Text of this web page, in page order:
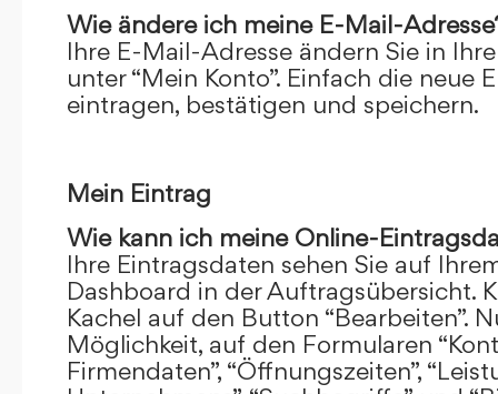
Wie ändere ich meine E-Mail-
Ihre E-Mail-Adresse ändern Sie in
unter “Mein Konto”. Einfach die neue
eintragen, bestätigen und speichern.
Mein Eintrag
Wie kann ich meine Online-
Ihre Eintragsdaten sehen Sie auf
Dashboard in der Auftragsübersicht.
Kachel auf den Button “Bearbeiten”.
Möglichkeit, auf den Formularen
Firmendaten”, “Öffnungszeiten”,